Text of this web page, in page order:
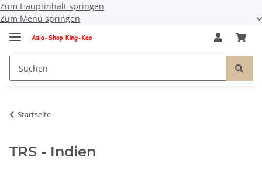
Zum Hauptinhalt springen
Zum Menü springen
Startseite
TRS - Indien